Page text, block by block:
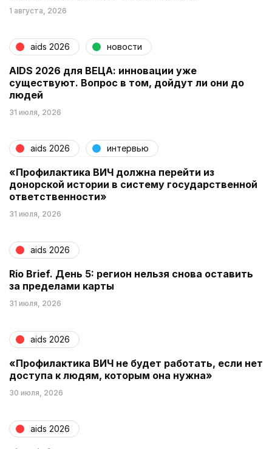
1 августа, 2026
aids 2026 новости
AIDS 2026 для ВЕЦА: инновации уже
существуют. Вопрос в том, дойдут ли они до
людей
31 июля, 2026
aids 2026 интервью
«Профилактика ВИЧ должна перейти из
донорской истории в систему государственной
ответственности»
31 июля, 2026
aids 2026
Rio Brief. День 5: регион нельзя снова оставить
за пределами карты
31 июля, 2026
aids 2026
«Профилактика ВИЧ не будет работать, если нет
доступа к людям, которым она нужна»
30 июля, 2026
aids 2026